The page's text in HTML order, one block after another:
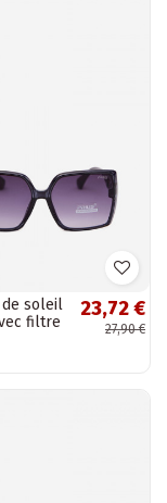
de soleil
filtre
23,72 €
27,90 €